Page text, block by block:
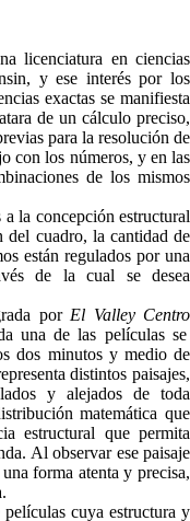
licenciatura en ciencias
y ese interés por los
exactas se manifiesta
de un cálculo preciso,
para la resolución de
con los números, y en las
de los mismos
la concepción estructural
del cuadro, la cantidad de
están regulados por una
de la cual se desea
por El Valley Centro
una de las películas se
dos minutos y medio de
distintos paisajes,
y alejados de toda
matemática que
estructural que permita
Al observar ese paisaje
forma atenta y precisa,
cuya estructura y